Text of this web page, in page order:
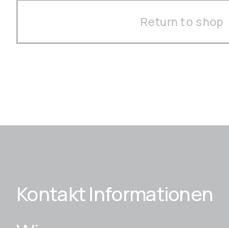
Return to shop
Kontakt Informationen